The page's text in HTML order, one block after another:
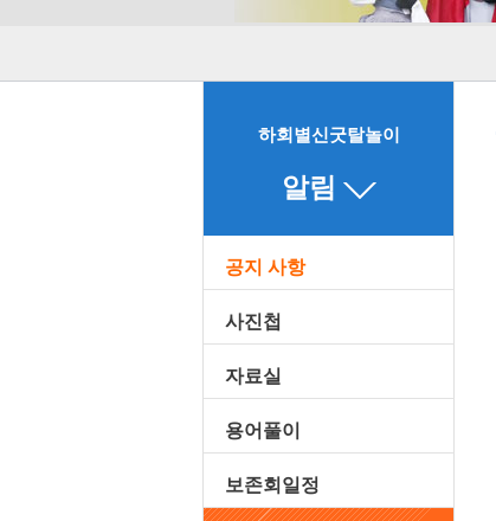
하회별신굿탈놀이
알림
공지 사항
사진첩
자료실
용어풀이
보존회일정